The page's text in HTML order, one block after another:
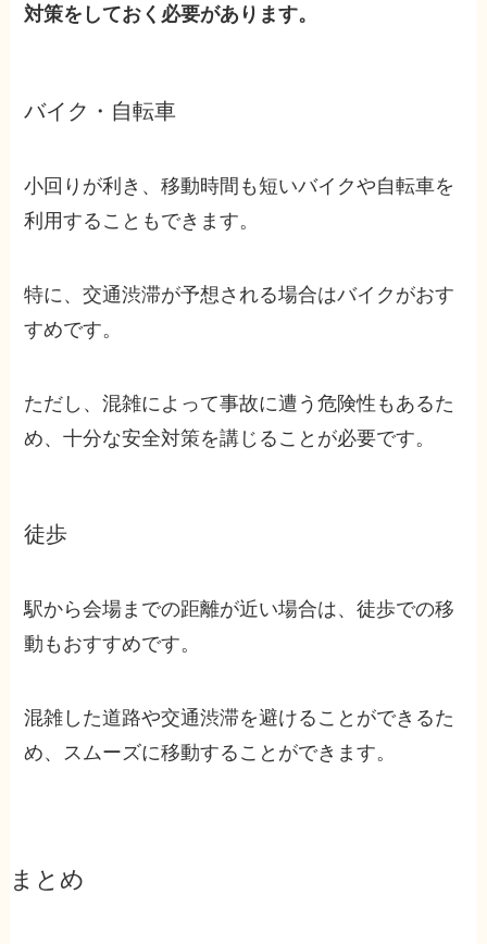
対策をしておく必要があります。
バイク・自転車
小回りが利き、移動時間も短いバイクや自転車を
利用することもできます。
特に、交通渋滞が予想される場合はバイクがおす
すめです。
ただし、混雑によって事故に遭う危険性もあるた
め、十分な安全対策を講じることが必要です。
徒歩
駅から会場までの距離が近い場合は、徒歩での移
動もおすすめです。
混雑した道路や交通渋滞を避けることができるた
め、スムーズに移動することができます。
まとめ